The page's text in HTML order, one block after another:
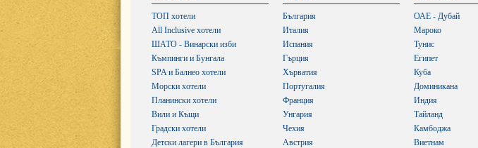
ТОП хотели
All Inclusive хотели
ШАТО - Винарски изби
Къмпинги и Бунгала
SPA и Балнео хотели
Морски хотели
Планински хотели
Вили и Къщи
Градски хотели
Детски лагери в България
България
Италия
Испания
Гърция
Хърватия
Португалия
Франция
Унгария
Чехия
Австрия
ОАЕ - Дубай
Мароко
Тунис
Египет
Куба
Доминикана
Индия
Тайланд
Камбоджа
Виетнам